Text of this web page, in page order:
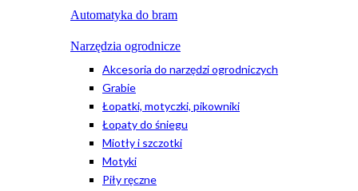
Automatyka do bram
Narzędzia ogrodnicze
Akcesoria do narzędzi ogrodniczych
Grabie
Łopatki, motyczki, pikowniki
Łopaty do śniegu
Miotły i szczotki
Motyki
Piły ręczne